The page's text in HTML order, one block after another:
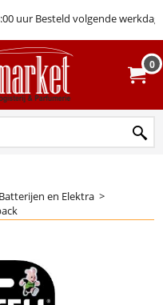
uur Besteld volgende werkdag
0
Batterijen en Elektra >